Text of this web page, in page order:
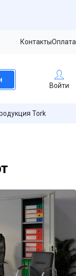
КонтактыОплата
Войти
Tork